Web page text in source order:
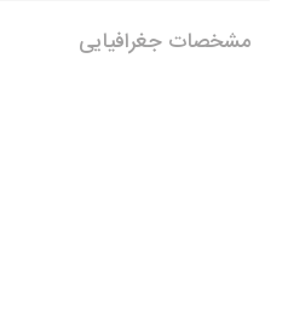
مشخصات جغرافیایی